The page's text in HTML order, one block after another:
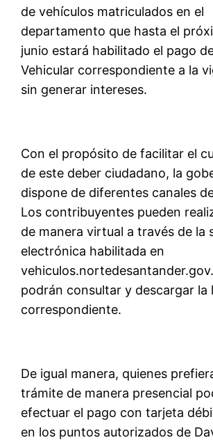
de vehículos matriculados en el
departamento que hasta el
junio estará habilitado el pago
Vehicular correspondiente a la
sin generar intereses.
Con el propósito de facilitar el
de este deber ciudadano, la g
dispone de diferentes canales
Los contribuyentes pueden
de manera virtual a través de la
electrónica habilitada en
podrán consultar y descargar la
correspondiente.
De igual manera, quienes
trámite de manera presencial
efectuar el pago con tarjeta
en los puntos autorizados de